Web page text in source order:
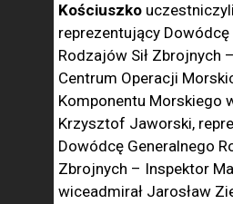
Kościuszko
reprezentujący
Rodzajów Sił Zbrojnych
Centrum Operacji
Komponentu Morskiego
Krzysztof Jaworski,
Dowódcę Generalnego
Zbrojnych – Inspektor
wiceadmirał Jarosław